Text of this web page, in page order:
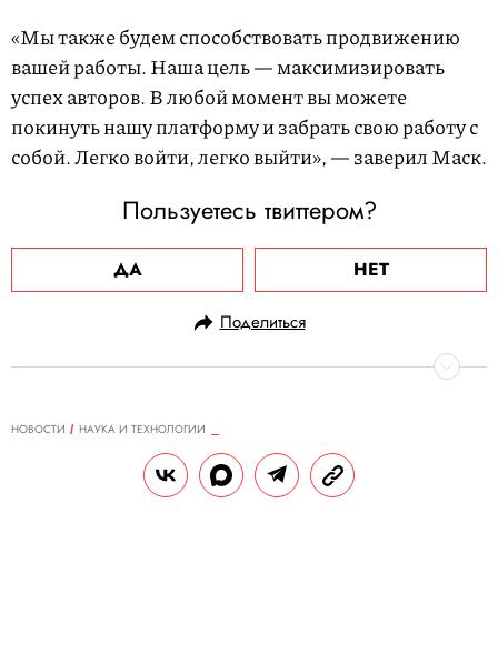
«Мы также будем способствовать продвижению
вашей работы. Наша цель — максимизировать
успех авторов. В любой момент вы можете
покинуть нашу платформу и забрать свою работу с
собой. Легко войти, легко выйти», — заверил Маск.
Пользуетесь твиттером?
ДА НЕТ
Поделиться
НОВОСТИ
НАУКА И ТЕХНОЛОГИИ
NASA показало симулятор Марса,